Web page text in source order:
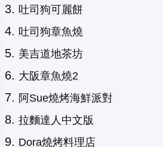
吐司狗可麗餅
吐司狗章魚燒
美吉道地茶坊
大阪章魚燒2
阿Sue燒烤海鮮派對
拉麵達人中文版
Dora燒烤料理店